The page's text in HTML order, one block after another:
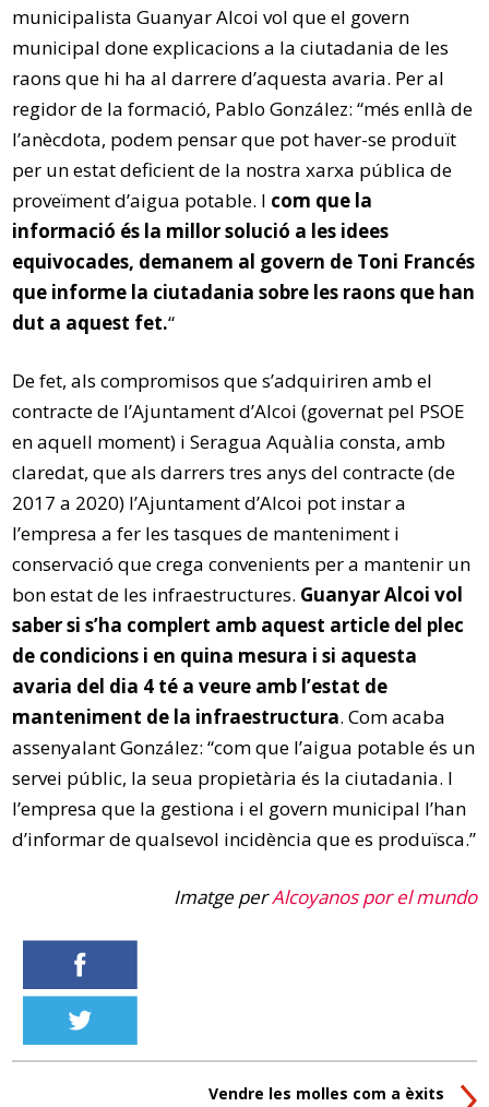
municipalista Guanyar Alcoi vol que el govern
municipal done explicacions a la ciutadania de les
raons que hi ha al darrere d’aquesta avaria. Per al
regidor de la formació, Pablo González: “més enllà de
l’anècdota, podem pensar que pot haver-se produït
per un estat deficient de la nostra xarxa pública de
proveïment d’aigua potable. I com que la
informació és la millor solució a les idees
equivocades, demanem al govern de Toni Francés
que informe la ciutadania sobre les raons que han
dut a aquest fet.“
De fet, als compromisos que s’adquiriren amb el
contracte de l’Ajuntament d’Alcoi (governat pel PSOE
en aquell moment) i Seragua Aquàlia consta, amb
claredat, que als darrers tres anys del contracte (de
2017 a 2020) l’Ajuntament d’Alcoi pot instar a
l’empresa a fer les tasques de manteniment i
conservació que crega convenients per a mantenir un
bon estat de les infraestructures. Guanyar Alcoi vol
saber si s’ha complert amb aquest article del plec
de condicions i en quina mesura i si aquesta
avaria del dia 4 té a veure amb l’estat de
manteniment de la infraestructura. Com acaba
assenyalant González: “com que l’aigua potable és un
servei públic, la seua propietària és la ciutadania. I
l’empresa que la gestiona i el govern municipal l’han
d’informar de qualsevol incidència que es produïsca.”
Imatge perAlcoyanos por el mundo
Vendre les molles com a èxits